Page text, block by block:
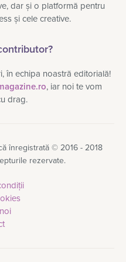
dar și o platformă pentru
și cele creative.
în echipa noastră editorială!
, iar noi te vom
drag.
înregistrată © 2016 - 2018
rezervate.